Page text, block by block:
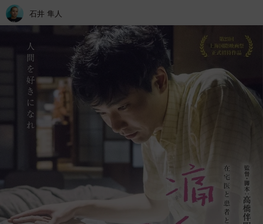
石井 隼人